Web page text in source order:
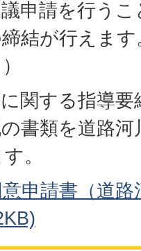
申請を行う
結が行えま
関する指導
書類を道路
。
申請書（道